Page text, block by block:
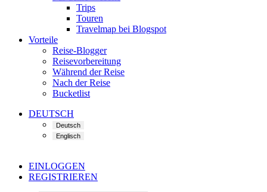
Trips
Touren
Travelmap bei Blogspot
Vorteile
Reise-Blogger
Reisevorbereitung
Während der Reise
Nach der Reise
Bucketlist
DEUTSCH
EINLOGGEN
REGISTRIEREN